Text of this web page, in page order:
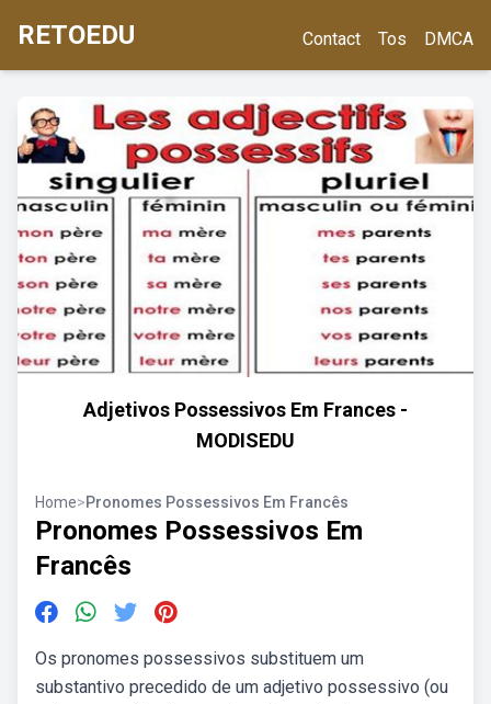
RETOEDU Contact Tos DMCA
Adjetivos Possessivos Em Frances -
MODISEDU
Home>Pronomes Possessivos Em Francês
Pronomes Possessivos Em
Francês
Os pronomes possessivos substituem um
substantivo precedido de um adjetivo possessivo (ou